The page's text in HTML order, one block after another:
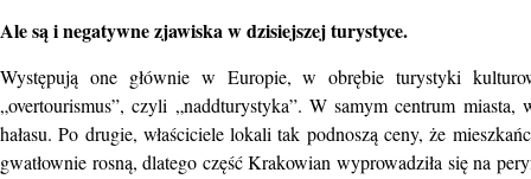
Ale są i negatywne zjawiska w dzisiejszej turystyce.
Występują one głównie w Europie, w obrębie turystyki
„overtourismus”, czyli „naddturystyka”. W samym centrum
hałasu. Po drugie, właściciele lokali tak podnoszą ceny, że
gwatłownie rosną, dlatego część Krakowian wyprowadziła się na